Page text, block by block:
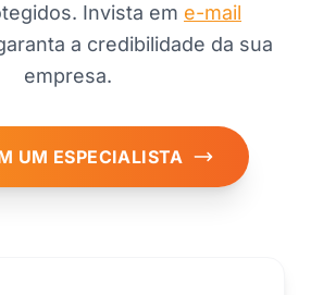
Invista em e-mail
a credibilidade da sua
empresa.
UM ESPECIALISTA